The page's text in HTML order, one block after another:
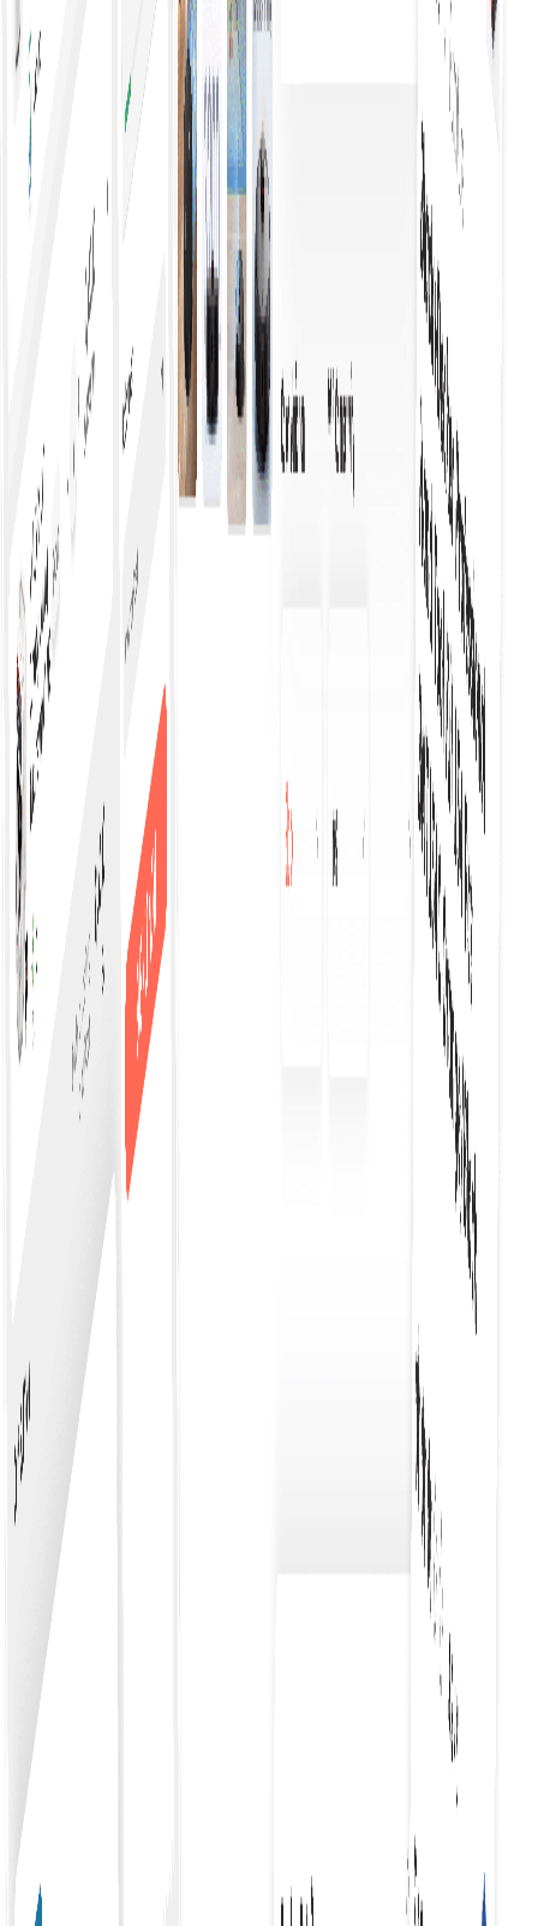
خریداری شروع کریں
کارپوریٹ خریداری چیک آؤٹ
کاروباروں کے لیے خریداری کے عمل کو ہموار اور موثر بناتا ہے، جو
پیداواریت میں اضافہ کرتا ہے اور اخراجات کے انتظام کو آسان بناتا
منظوری کا ورک فلو
اپنے منظوری کے ورک فلو کو چیک آؤٹ کے ساتھ مربوط کرنا خریداری
کے عمل کو آسان بناتا ہے، بروقت منظوریوں کو یقینی بناتا ہے اور
خریداری کے عمل میں کارکردگی کو بہتر بناتا ہے۔
مالیاتی انتظام کو ہموار کرتا ہے، جس سے درست ٹریکنگ اور
وسائل کی مؤثر تقسیم یقینی ہوتی ہے۔